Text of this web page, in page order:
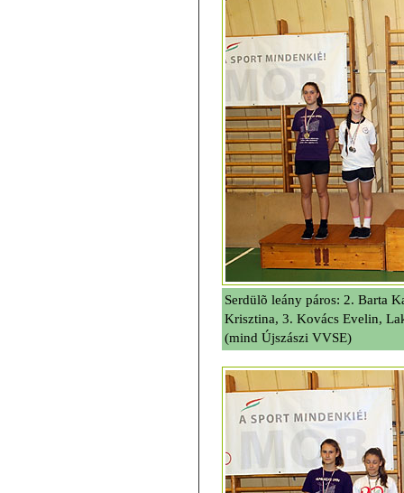
Serdülõ leány páros: 2. Barta
Krisztina, 3. Kovács Evelin,
(mind Újszászi VVSE)